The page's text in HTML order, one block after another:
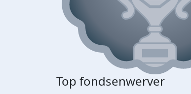
Top fondsenwerver